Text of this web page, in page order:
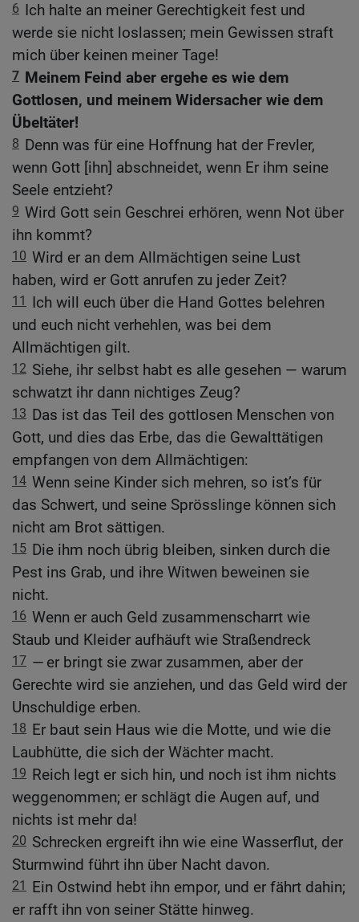
6 Ich halte an meiner Gerechtigkeit fest und
werde sie nicht loslassen; mein Gewissen straft
mich über keinen meiner Tage!
7 Meinem Feind aber ergehe es wie dem
Gottlosen, und meinem Widersacher wie dem
Übeltäter!
8 Denn was für eine Hoffnung hat der Frevler,
wenn Gott [ihn] abschneidet, wenn Er ihm seine
Seele entzieht?
9 Wird Gott sein Geschrei erhören, wenn Not über
ihn kommt?
10 Wird er an dem Allmächtigen seine Lust
haben, wird er Gott anrufen zu jeder Zeit?
11
Ich will euch über die Hand Gottes belehren
und euch nicht verhehlen, was bei dem
Allmächtigen gilt.
12 Siehe, ihr selbst habt es alle gesehen — warum
schwatzt ihr dann nichtiges Zeug?
13 Das ist das Teil des gottlosen Menschen von
Gott, und dies das Erbe, das die Gewalttätigen
empfangen von dem Allmächtigen:
14 Wenn seine Kinder sich mehren, so ist’s für
das Schwert, und seine Sprösslinge können sich
nicht am Brot sättigen.
15 Die ihm noch übrig bleiben, sinken durch die
Pest ins Grab, und ihre Witwen beweinen sie
nicht.
16 Wenn er auch Geld zusammenscharrt wie
Staub und Kleider aufhäuft wie Straßendreck
17 — er bringt sie zwar zusammen, aber der
Gerechte wird sie anziehen, und das Geld wird der
Unschuldige erben.
18 Er baut sein Haus wie die Motte, und wie die
Laubhütte, die sich der Wächter macht.
19 Reich legt er sich hin, und noch ist ihm nichts
weggenommen; er schlägt die Augen auf, und
nichts ist mehr da!
20 Schrecken ergreift ihn wie eine Wasserflut, der
Sturmwind führt ihn über Nacht davon.
21
Ein Ostwind hebt ihn empor, und er fährt dahin;
er rafft ihn von seiner Stätte hinweg.